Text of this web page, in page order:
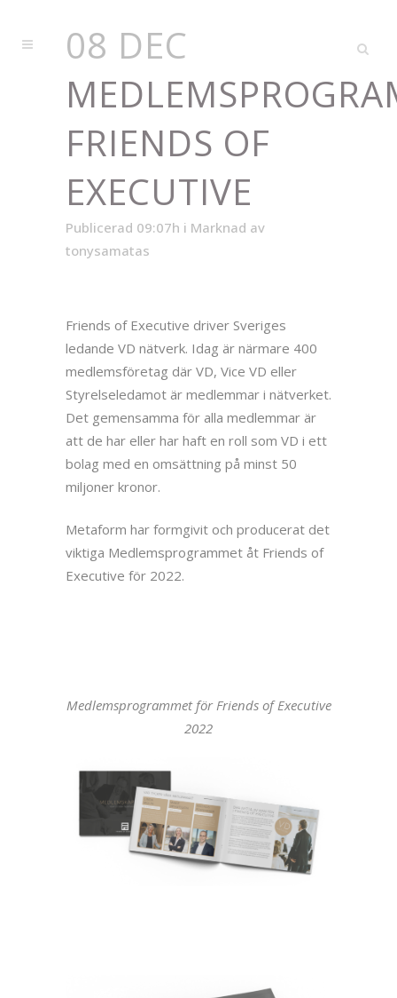
08 DEC
FRIENDS OF
EXECUTIVE
Publicerad 09:07h i Marknad av
tonysamatas
Friends of Executive driver Sveriges
ledande VD nätverk. Idag är närmare 400
medlemsföretag där VD, Vice VD eller
Styrelseledamot är medlemmar i nätverket.
Det gemensamma för alla medlemmar är
att de har eller har haft en roll som VD i ett
bolag med en omsättning på minst 50
miljoner kronor.
Metaform har formgivit och producerat det
viktiga Medlemsprogrammet åt Friends of
Executive för 2022.
Medlemsprogrammet för Friends of Executive
2022